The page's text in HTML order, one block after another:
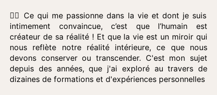
👉🏼 Ce qui me passionne dans la vie et dont je suis
intimement convaincue, c’est que l’humain est
créateur de sa réalité ! Et que la vie est un miroir qui
nous reflète notre réalité intérieure, ce que nous
devons conserver ou transcender. C'est mon sujet
depuis des années, que j'ai exploré au travers de
dizaines de formations et d'expériences personnelles